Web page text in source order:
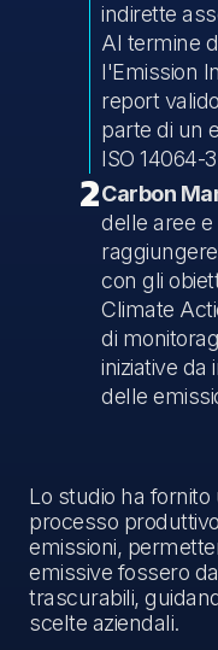
indirette
Al termine
l'Emission
report
parte di un
ISO 14064-
2Carbon
delle aree
con gli
Climate
di
iniziative da
delle
Lo studio ha
processo
emissioni,
emissive fossero
trascurabili,
scelte aziendali.